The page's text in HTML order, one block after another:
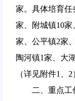
家。具体培育任
家、附城镇10
家、公平镇2家
陶河镇1家、大
（详见附件1、2
二、重点工